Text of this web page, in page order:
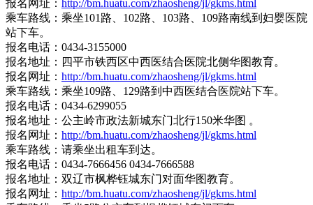
报名网址： http://bm.huatu.com/zhaosheng/jl/gkms.html
乘车路线：乘坐101路、102路、103路、109路南线到妇婴医院
站下车。
报名电话：0434-3155000
报名地址：四平市铁西区中西医结合医院北侧华图教育。
报名网址： http://bm.huatu.com/zhaosheng/jl/gkms.html
乘车路线：乘坐109路、129路到中西医结合医院站下车。
报名电话：0434-6299055
报名地址：公主岭市政法新城东门北行150米华图 。
报名网址： http://bm.huatu.com/zhaosheng/jl/gkms.html
乘车路线：请乘坐出租车到达。
报名电话：0434-7666456 0434-7666588
报名地址：双辽市枫桦钰城东门对面华图教育。
报名网址： http://bm.huatu.com/zhaosheng/jl/gkms.html